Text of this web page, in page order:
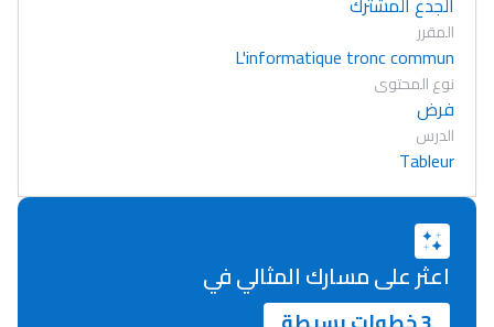
المقرر
L'informatique tronc commun
نوع المحتوى
فرض
الدرس
Tableur
اعثر على مسارك المثالي في